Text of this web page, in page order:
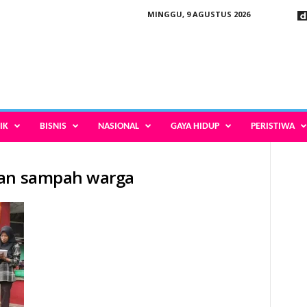
MINGGU, 9 AGUSTUS 2026
BISNIS NASIONAL GAYA HIDUP PERISTIWA
sampah warga